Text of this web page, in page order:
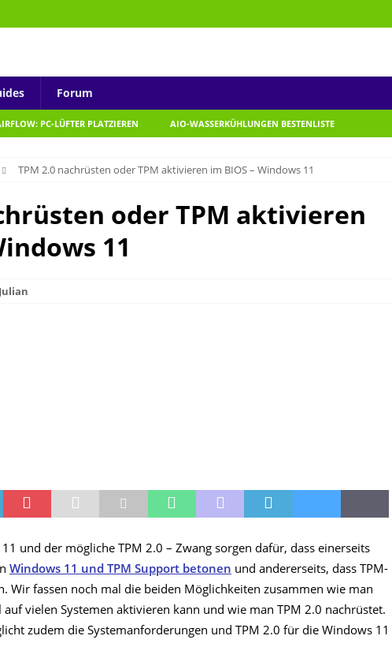
Forum
PC-LÜFTER PLATZIEREN AIO-WASSERKÜHLUNGEN BESTENLISTE
TPM 2.0 nachrüsten oder TPM aktivieren im BIOS – Windows 11
oder TPM aktivieren
11
Julian
und der mögliche TPM 2.0 – Zwang sorgen dafür, dass einerseits
Windows 11 und TPM Support betonen und andererseits, dass TPM-
Wir fassen noch mal die beiden Möglichkeiten zusammen wie man
vielen Systemen aktivieren kann und wie man TPM 2.0 nachrüstet.
zudem die Systemanforderungen und TPM 2.0 für die Windows 11